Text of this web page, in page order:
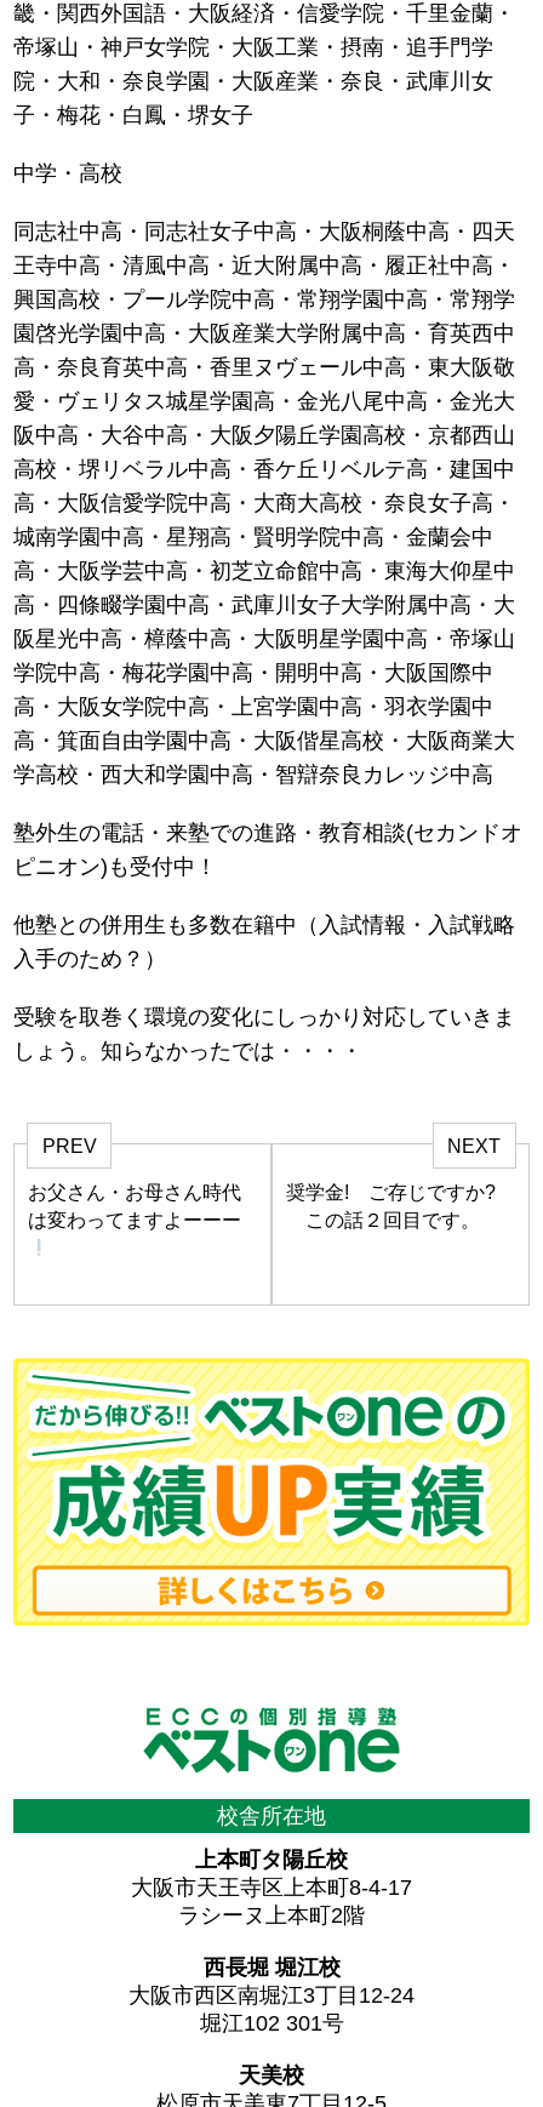
畿・関西外国語・大阪経済・信愛学院・千里金蘭・
帝塚山・神戸女学院・大阪工業・摂南・追手門学
院・大和・奈良学園・大阪産業・奈良・武庫川女
子・梅花・白鳳・堺女子
中学・高校
同志社中高・同志社女子中高・大阪桐蔭中高・四天
王寺中高・清風中高・近大附属中高・履正社中高・
興国高校・プール学院中高・常翔学園中高・常翔学
園啓光学園中高・大阪産業大学附属中高・育英西中
高・奈良育英中高・香里ヌヴェール中高・東大阪敬
愛・ヴェリタス城星学園高・金光八尾中高・金光大
阪中高・大谷中高・大阪夕陽丘学園高校・京都西山
高校・堺リベラル中高・香ケ丘リベルテ高・建国中
高・大阪信愛学院中高・大商大高校・奈良女子高・
城南学園中高・星翔高・賢明学院中高・金蘭会中
高・大阪学芸中高・初芝立命館中高・東海大仰星中
高・四條畷学園中高・武庫川女子大学附属中高・大
阪星光中高・樟蔭中高・大阪明星学園中高・帝塚山
学院中高・梅花学園中高・開明中高・大阪国際中
高・大阪女学院中高・上宮学園中高・羽衣学園中
高・箕面自由学園中高・大阪偕星高校・大阪商業大
学高校・西大和学園中高・智辯奈良カレッジ中高
塾外生の電話・来塾での進路・教育相談(セカンドオ
ピニオン)も受付中！
他塾との併用生も多数在籍中（入試情報・入試戦略
入手のため？）
受験を取巻く環境の変化にしっかり対応していきま
しょう。知らなかったでは・・・・
PREV
お父さん・お母さん時代
は変わってますよーーー
NEXT
奨学金! ご存じですか?
この話２回目です。
校舎所在地
上本町タ陽丘校
大阪市天王寺区上本町8-4-17
ラシーヌ上本町2階
西長堀 堀江校
大阪市西区南堀江3丁目12-24
堀江102 301号
天美校